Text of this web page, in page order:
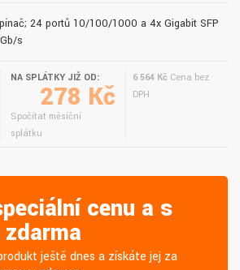
24 portů 10/100/1000 a 4x Gigabit SFP
s
NA SPLÁTKY JIŽ OD:
278 Kč
Spočítat měsíční
splátku
6 564 Kč Cena bez
DPH
cenu a s
ještě dnes a získáte jej za